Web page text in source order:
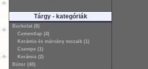
Tárgy - kategóriák
Burkolat (8)
Cementlap (4)
Kerámia és márvány mozaik (1)
Csempe (1)
Kerámia (2)
Bútor (40)